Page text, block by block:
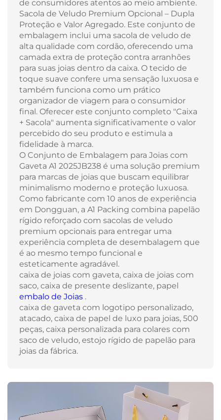
de consumidores atentos ao meio ambiente.
Sacola de Veludo Premium Opcional – Dupla
Proteção e Valor Agregado. Este conjunto de
embalagem inclui uma sacola de veludo de
alta qualidade com cordão, oferecendo uma
camada extra de proteção contra arranhões
para suas joias dentro da caixa. O tecido de
toque suave confere uma sensação luxuosa e
também funciona como um prático
organizador de viagem para o consumidor
final. Oferecer este conjunto completo "Caixa
+ Sacola" aumenta significativamente o valor
percebido do seu produto e estimula a
fidelidade à marca.
O Conjunto de Embalagem para Joias com
Gaveta A1 2025JB238 é uma solução premium
para marcas de joias que buscam equilibrar
minimalismo moderno e proteção luxuosa.
Como fabricante com 10 anos de experiência
em Dongguan, a A1 Packing combina papelão
rígido reforçado com sacolas de veludo
premium opcionais para entregar uma
experiência completa de desembalagem que
é ao mesmo tempo funcional e
esteticamente agradável.
caixa de joias com gaveta, caixa de joias com
saco, caixa de presente deslizante, papel
embalo de Joias .
caixa de gaveta com logotipo personalizado,
atacado, caixa de papel de luxo para joias, 500
peças, caixa personalizada para colares com
saco de veludo, estojo rígido de papelão para
joias da fábrica.